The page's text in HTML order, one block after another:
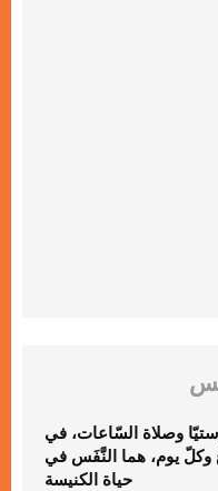
وصلاة السّاعات، في
وكلّ يوم، هما النَّفَس في
حياة الكنيسة